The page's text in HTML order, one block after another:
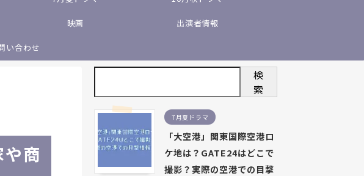
映画 出演者情報
い合わせ
商
検
索
7月夏ドラマ
「大空港」関東国際空港ロ
ケ地は？GATE24はどこで
撮影？実際の空港での目撃